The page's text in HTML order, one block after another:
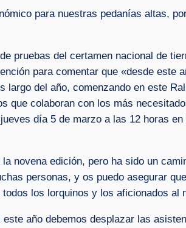
para nuestras pedanías altas,
pruebas del certamen nacional de
para comentar que «desde este
del año, comenzando en este
que colaboran con los más
día 5 de marzo a las 12 horas en
novena edición, pero ha sido un
personas, y os puedo asegurar
los lorquinos y los aficionados al
año debemos desplazar las